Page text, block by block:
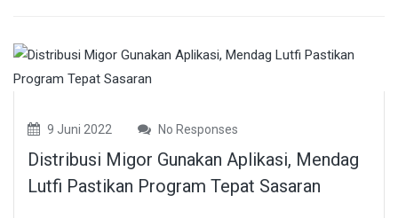
9 Juni 2022 No Responses
Distribusi Migor Gunakan Aplikasi, Mendag
Lutfi Pastikan Program Tepat Sasaran